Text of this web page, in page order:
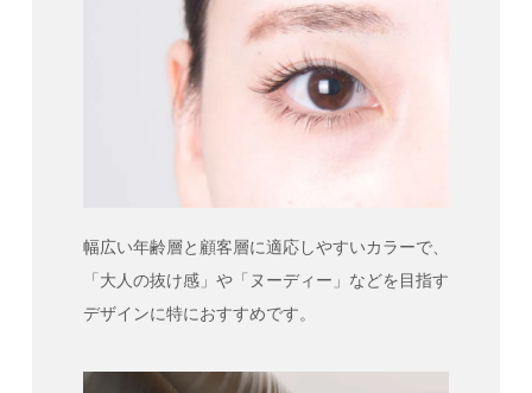
幅広い年齢層と顧客層に適応しやすいカラーで、
「大人の抜け感」や「ヌーディー」などを目指す
デザインに特におすすめです。